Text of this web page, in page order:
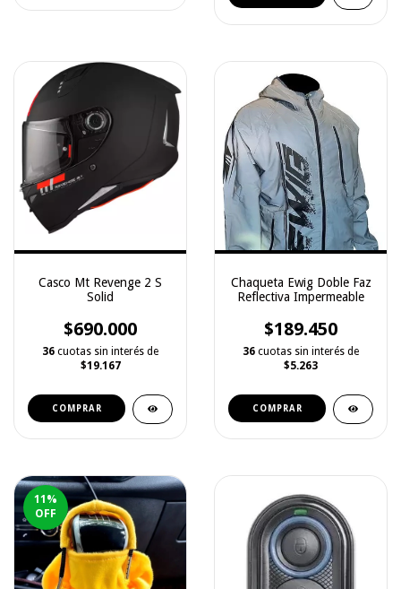
Casco Mt Revenge 2 S
Solid
$690.000
36 cuotas sin interés de
$19.167
COMPRAR
Chaqueta Ewig Doble Faz
Reflectiva Impermeable
$189.450
36 cuotas sin interés de
$5.263
COMPRAR
11 %
OFF